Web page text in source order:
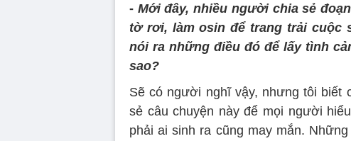
- Mới đây, nhiều người chia sẻ
tờ rơi, làm osin để trang trải cuộc
nói ra những điều đó để lấy tình
sao?
Sẽ có người nghĩ vậy, nhưng tôi biết
sẻ câu chuyện này để mọi người
phải ai sinh ra cũng may mắn.